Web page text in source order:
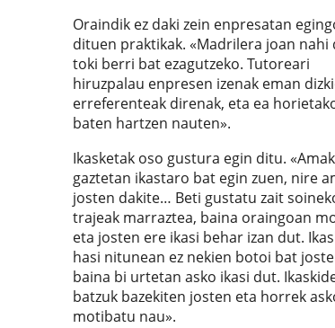
Oraindik ez daki zein enpresatan
dituen praktikak. «Madrilera joan nahi
toki berri bat ezagutzeko. Tutoreari
hiruzpalau enpresen izenak eman
erreferenteak direnak, eta ea
baten hartzen nauten».
Ikasketak oso gustura egin ditu. «Amak
gaztetan ikastaro bat egin zuen, nire
josten dakite… Beti gustatu zait
trajeak marraztea, baina oraingoan
eta josten ere ikasi behar izan dut.
hasi nitunean ez nekien botoi bat
baina bi urtetan asko ikasi dut.
batzuk bazekiten josten eta horrek
motibatu nau».